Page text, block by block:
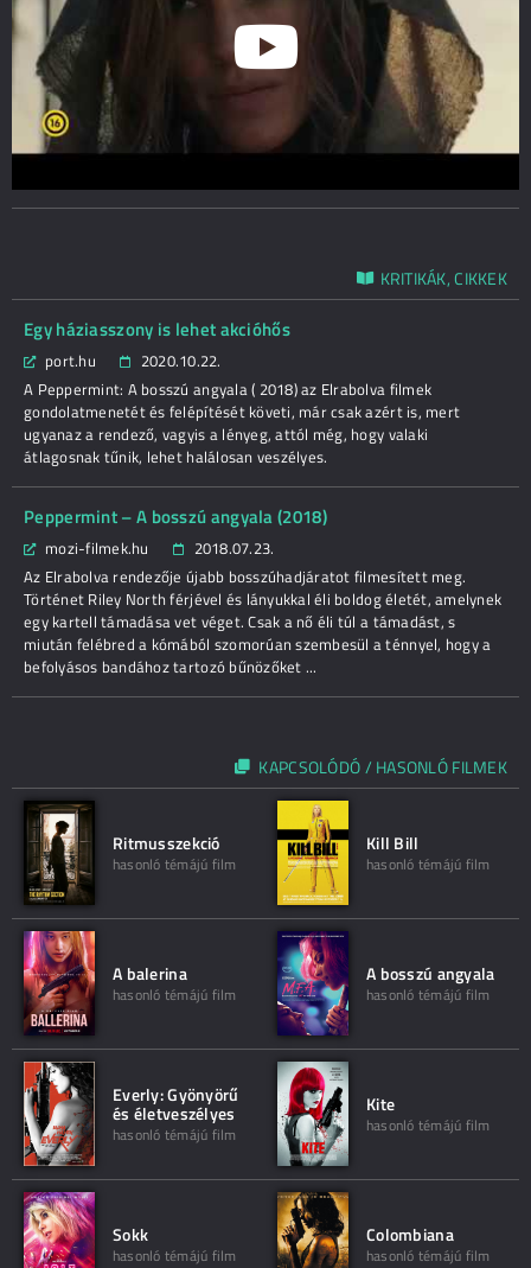
KRITIKÁK, CIKKEK
Egy háziasszony is lehet akcióhős
port.hu
2020.10.22.
A Peppermint: A bosszú angyala ( 2018) az Elrabolva filmek
gondolatmenetét és felépítését követi, már csak azért is, mert
ugyanaz a rendező, vagyis a lényeg, attól még, hogy valaki
átlagosnak tűnik, lehet halálosan veszélyes.
Peppermint – A bosszú angyala (2018)
mozi-filmek.hu
2018.07.23.
Az Elrabolva rendezője újabb bosszúhadjáratot filmesített meg.
Történet Riley North férjével és lányukkal éli boldog életét, amelynek
egy kartell támadása vet véget. Csak a nő éli túl a támadást, s
miután felébred a kómából szomorúan szembesül a ténnyel, hogy a
befolyásos bandához tartozó bűnözőket ...
KAPCSOLÓDÓ / HASONLÓ FILMEK
Ritmusszekció
hasonló témájú film
Kill Bill
hasonló témájú film
A balerina
hasonló témájú film
A bosszú angyala
hasonló témájú film
Everly: Gyönyörű
és életveszélyes
hasonló témájú film
Kite
hasonló témájú film
Sokk
hasonló témájú film
Colombiana
hasonló témájú film